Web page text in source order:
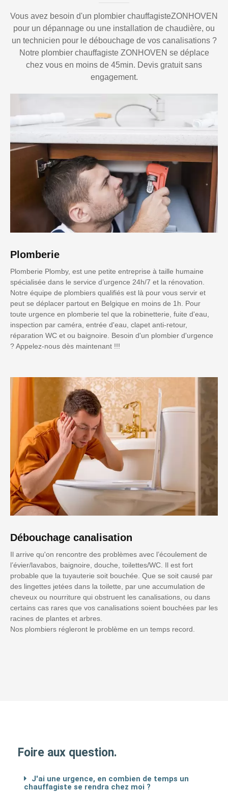
Vous avez besoin d'un plombier chauffagisteZONHOVEN
pour un dépannage ou une installation de chaudière, ou
un technicien pour le débouchage de vos canalisations ?
Notre plombier chauffagiste ZONHOVEN se déplace
chez vous en moins de 45min. Devis gratuit sans
engagement.
Plomberie
Plomberie Plomby, est une petite entreprise à taille humaine
spécialisée dans le service d’urgence 24h/7 et la rénovation.
Notre équipe de plombiers qualifiés est là pour vous servir et
peut se déplacer partout en Belgique en moins de 1h. Pour
toute urgence en plomberie tel que la robinetterie, fuite d'eau,
inspection par caméra, entrée d'eau, clapet anti-retour,
réparation WC et ou baignoire. Besoin d'un plombier d'urgence
? Appelez-nous dès maintenant !!!
Débouchage canalisation
Il arrive qu'on rencontre des problèmes avec l’écoulement de
l’évier/lavabos, baignoire, douche, toilettes/WC. Il est fort
probable que la tuyauterie soit bouchée. Que se soit causé par
des lingettes jetées dans la toilette, par une accumulation de
cheveux ou nourriture qui obstruent les canalisations, ou dans
certains cas rares que vos canalisations soient bouchées par les
racines de plantes et arbres.
Nos plombiers régleront le problème en un temps record.
Foire aux question.
J'ai une urgence, en combien de temps un
chauffagiste se rendra chez moi ?